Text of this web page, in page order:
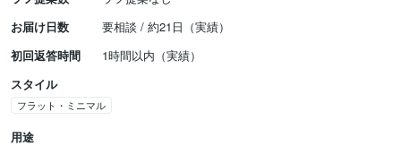
お届け日数
要相談 / 約21日（実績）
初回返答時間
1時間以内（実績）
スタイル
フラット・ミニマル
用途